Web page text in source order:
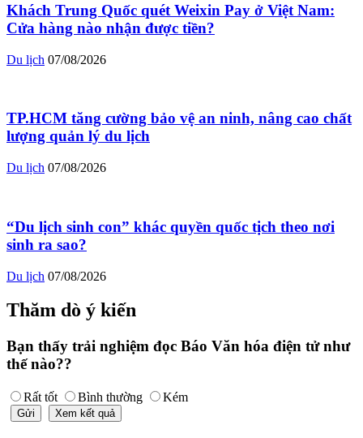
Khách Trung Quốc quét Weixin Pay ở Việt Nam:
Cửa hàng nào nhận được tiền?
Du lịch 07/08/2026
TP.HCM tăng cường bảo vệ an ninh, nâng cao chất
lượng quản lý du lịch
Du lịch 07/08/2026
“Du lịch sinh con” khác quyền quốc tịch theo nơi
sinh ra sao?
Du lịch 07/08/2026
Thăm dò ý kiến
Bạn thấy trải nghiệm đọc Báo Văn hóa điện tử như
thế nào??
Rất tốt Bình thường Kém
Gửi Xem kết quả